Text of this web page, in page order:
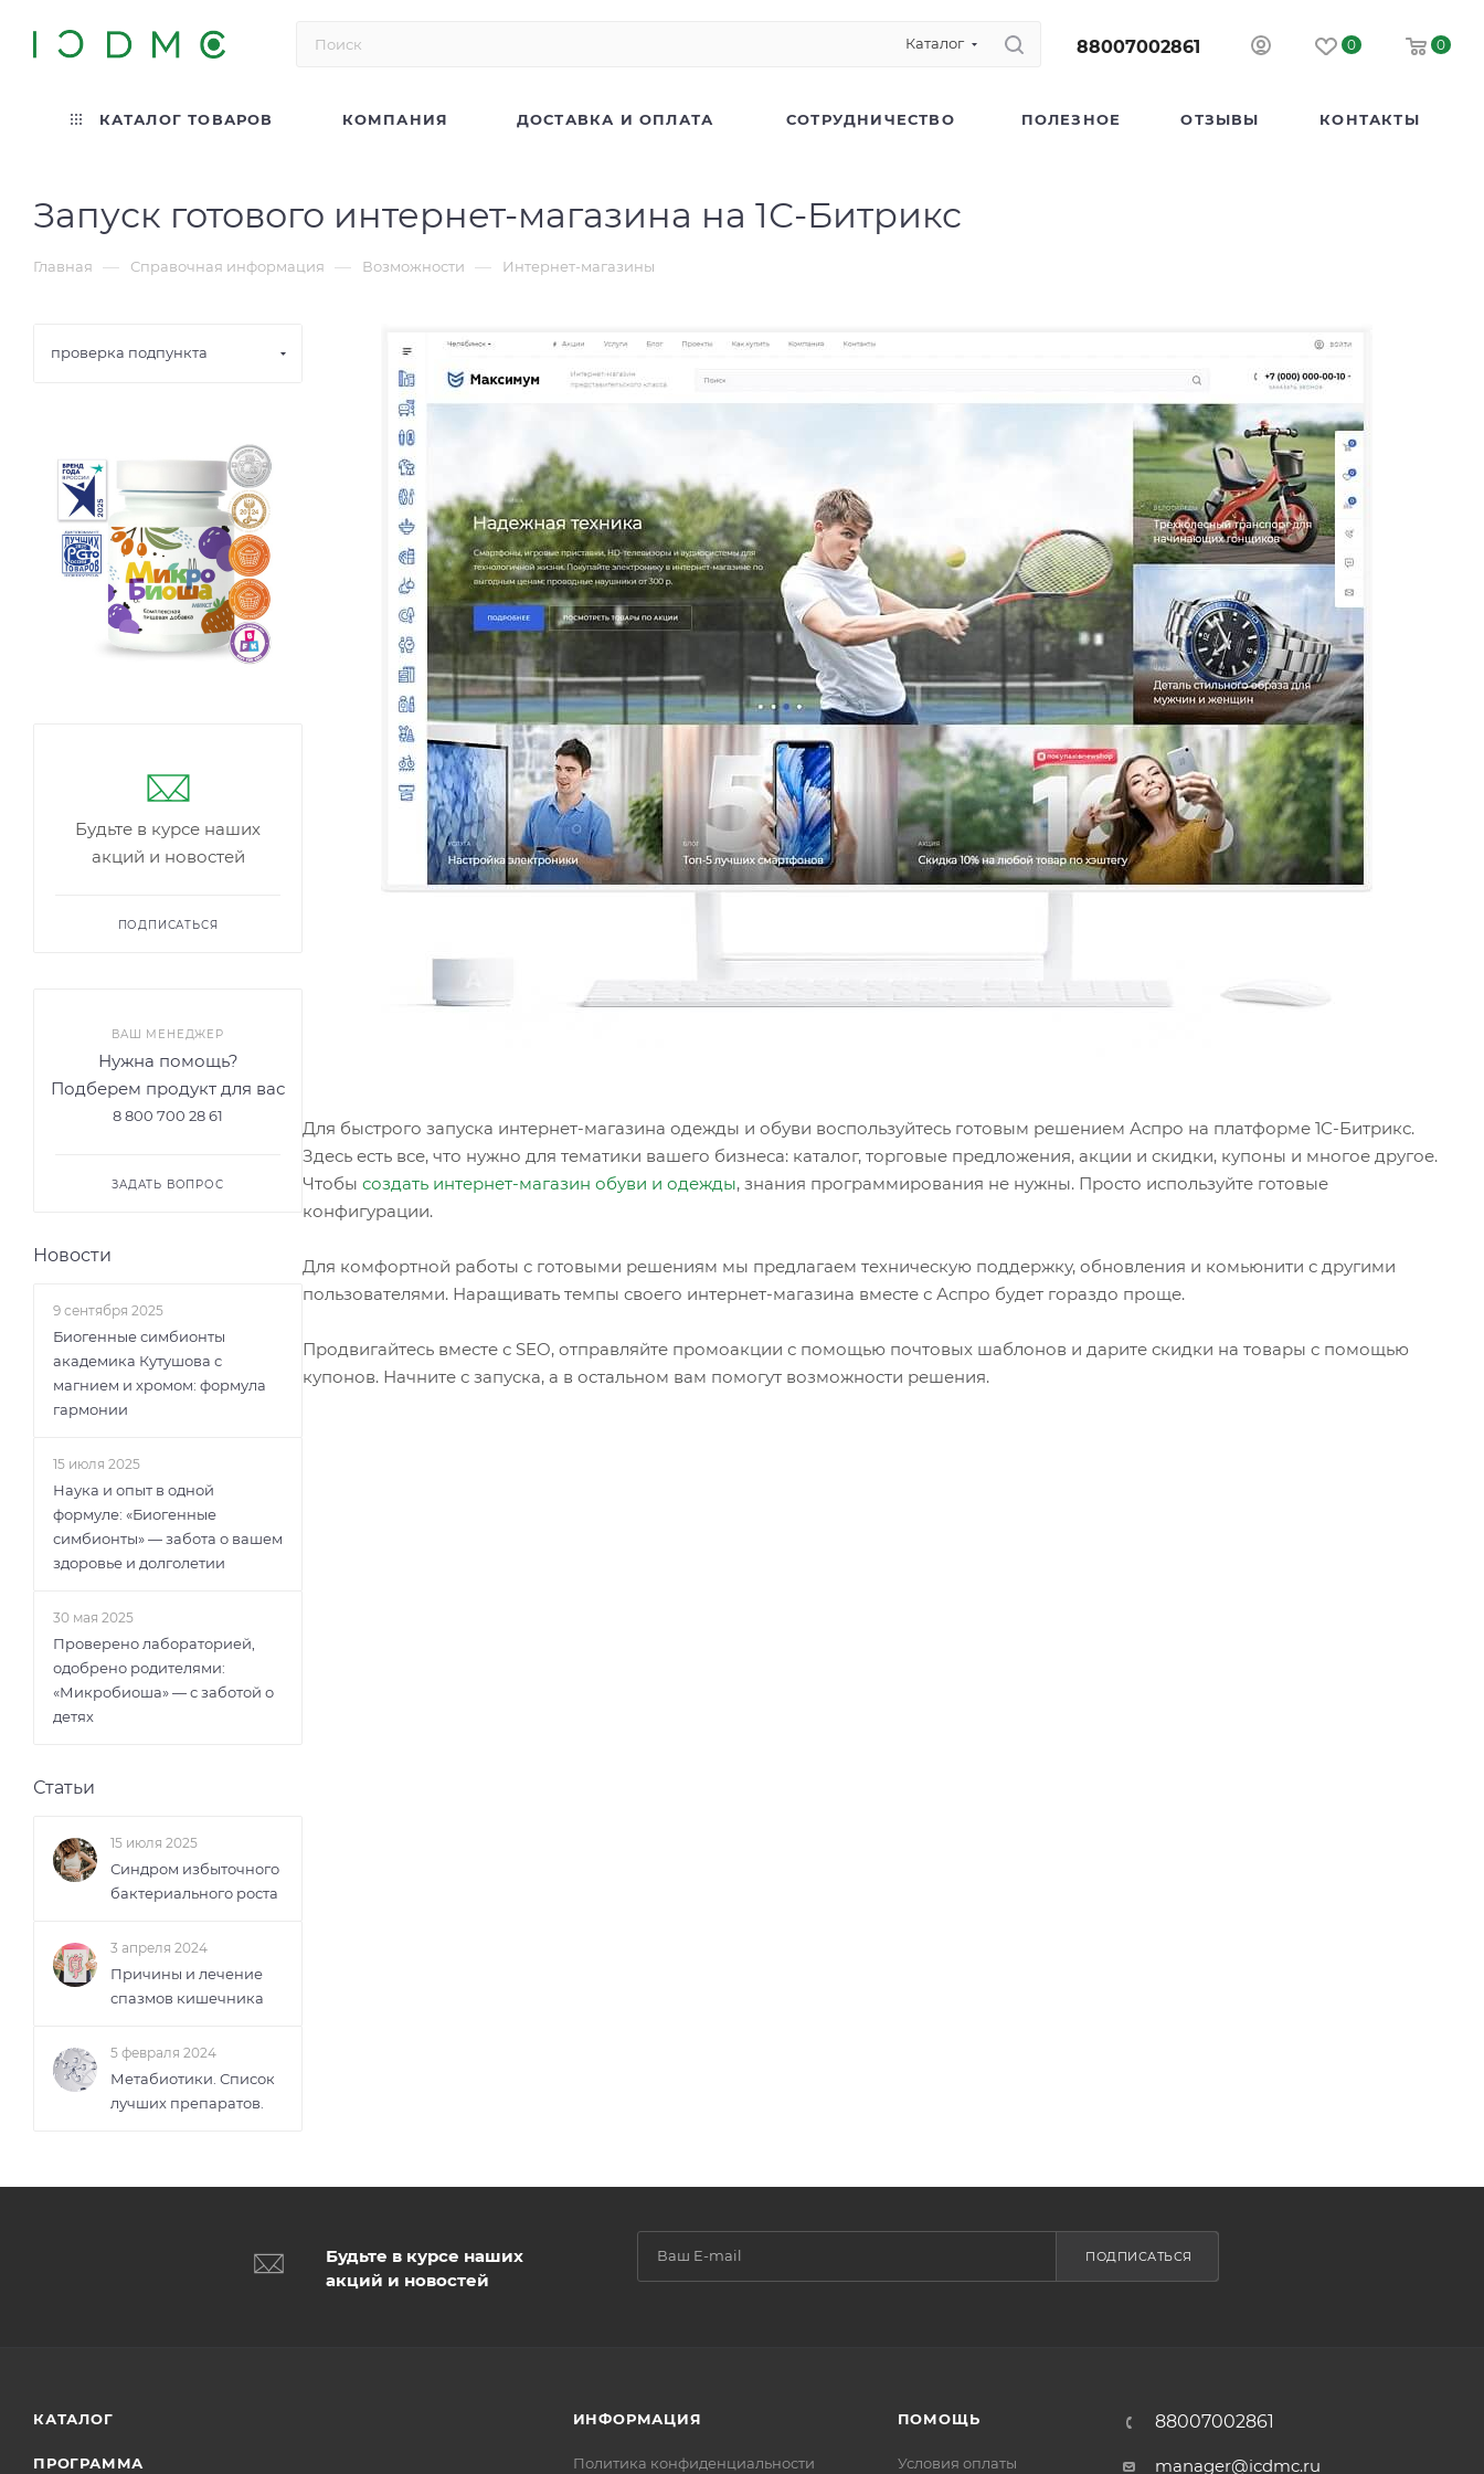
Каталог 88007002861 0 0
КАТАЛОГ ТОВАРОВ КОМПАНИЯ ДОСТАВКА И ОПЛАТА СОТРУДНИЧЕСТВО ПОЛЕЗНОЕ ОТЗЫВЫ КОНТАКТЫ
Запуск готового интернет-магазина на 1С-Битрикс
Главная — Справочная информация — Возможности — Интернет-магазины
Для быстрого запуска интернет-магазина одежды и обуви воспользуйтесь готовым решением Аспро на платформе 1С-Битрикс.
Здесь есть все, что нужно для тематики вашего бизнеса: каталог, торговые предложения, акции и скидки, купоны и многое другое.
Чтобы создать интернет-магазин обуви и одежды, знания программирования не нужны. Просто используйте готовые
конфигурации.
Для комфортной работы с готовыми решениям мы предлагаем техническую поддержку, обновления и комьюнити с другими
пользователями. Наращивать темпы своего интернет-магазина вместе с Аспро будет гораздо проще.
Продвигайтесь вместе с SEO, отправляйте промоакции с помощью почтовых шаблонов и дарите скидки на товары с помощью
купонов. Начните с запуска, а в остальном вам помогут возможности решения.
проверка подпункта
Будьте в курсе наших
акций и новостей
ПОДПИСАТЬСЯ
ВАШ МЕНЕДЖЕР
Нужна помощь?
Подберем продукт для вас
8 800 700 28 61
ЗАДАТЬ ВОПРОС
Новости
9 сентября 2025
Биогенные симбионты
академика Кутушова с
магнием и хромом: формула
гармонии
15 июля 2025
Наука и опыт в одной
формуле: «Биогенные
симбионты» — забота о вашем
здоровье и долголетии
30 мая 2025
Проверено лабораторией,
одобрено родителями:
«Микробиоша» — с заботой о
детях
Статьи
15 июля 2025
Синдром избыточного
бактериального роста
3 апреля 2024
Причины и лечение
спазмов кишечника
5 февраля 2024
Метабиотики. Список
лучших препаратов.
Будьте в курсе наших
акций и новостей
ПОДПИСАТЬСЯ
КАТАЛОГ
ПРОГРАММА
ИНФОРМАЦИЯ
Политика конфиденциальности
ПОМОЩЬ
Условия оплаты
88007002861
manager@icdmc.ru